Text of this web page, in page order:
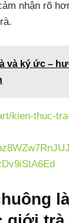
nhận rõ
và ký ức –
kien-thuc-